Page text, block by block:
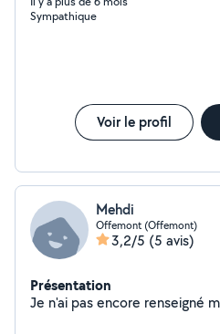
Sympathique
Voir le profil
Mehdi
Offemont (Offemont)
3,2/5 (5 avis)
Présentation